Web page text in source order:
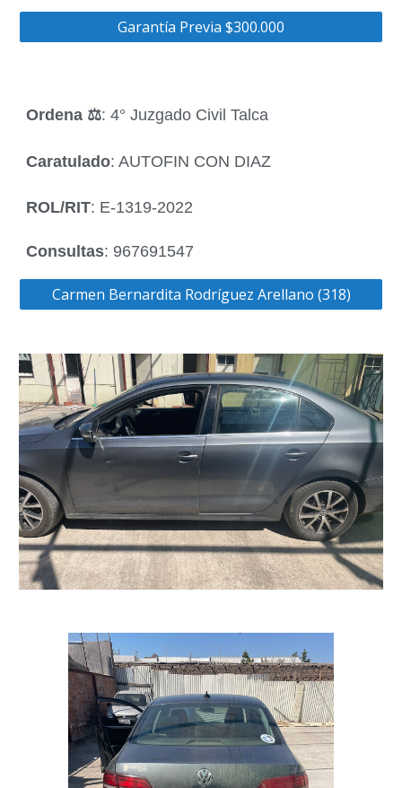
Garantía Previa $300.000
Ordena ‍⚖️: 4° Juzgado Civil Talca
Caratulado: AUTOFIN CON DIAZ
ROL/RIT: E-1319-2022
Consultas: 967691547
Carmen Bernardita Rodríguez Arellano (318)